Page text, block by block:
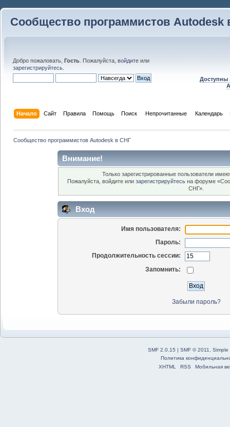
Сообщество программистов Autodesk
Добро пожаловать, Гость . Пожалуйста, войдите или
зарегистрируйтесь
Доступны
Начало Сайт Правила Помощь Поиск Непрочитанные Календарь
Сообщество программистов Autodesk в СНГ
Внимание!
Только зарегистрированные пользователи
Пожалуйста, войдите или зарегистрируйтесь на форуме
СНГ».
Вход
Имя пользователя:
Пароль:
Продолжительность сессии:
Запомнить:
Забыли пароль?
SMF 2.0.15 | SMF © 2011
Simple
Политика
XHTML
RSS Мобильная